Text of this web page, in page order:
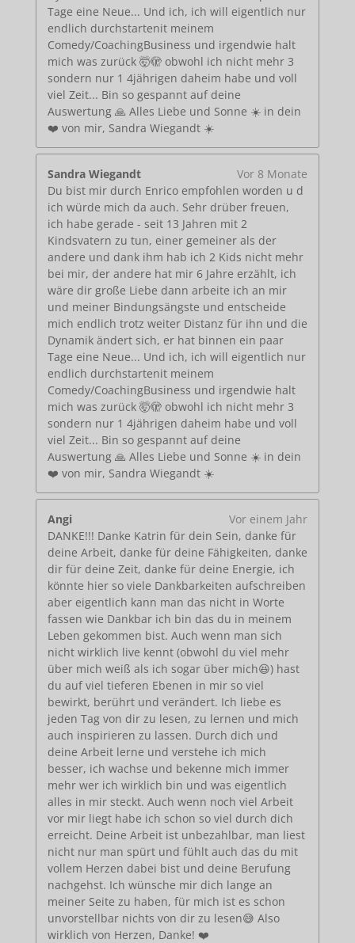
Tage eine Neue... Und ich, ich will eigentlich nur
endlich durchstartenit meinem
Comedy/CoachingBusiness und irgendwie halt
mich was zurück 🤯🫣 obwohl ich nicht mehr 3
sondern nur 1 4jährigen daheim habe und voll
viel Zeit... Bin so gespannt auf deine
Auswertung 🙏 Alles Liebe und Sonne ☀️ in dein
❤️ von mir, Sandra Wiegandt ☀️
Sandra Wiegandt
Vor 8 Monate
Du bist mir durch Enrico empfohlen worden u d
ich würde mich da auch. Sehr drüber freuen,
ich habe gerade - seit 13 Jahren mit 2
Kindsvatern zu tun, einer gemeiner als der
andere und dank ihm hab ich 2 Kids nicht mehr
bei mir, der andere hat mir 6 Jahre erzählt, ich
wäre dir große Liebe dann arbeite ich an mir
und meiner Bindungsängste und entscheide
mich endlich trotz weiter Distanz für ihn und die
Dynamik ändert sich, er hat binnen ein paar
Tage eine Neue... Und ich, ich will eigentlich nur
endlich durchstartenit meinem
Comedy/CoachingBusiness und irgendwie halt
mich was zurück 🤯🫣 obwohl ich nicht mehr 3
sondern nur 1 4jährigen daheim habe und voll
viel Zeit... Bin so gespannt auf deine
Auswertung 🙏 Alles Liebe und Sonne ☀️ in dein
❤️ von mir, Sandra Wiegandt ☀️
Angi
Vor einem Jahr
DANKE!!! Danke Katrin für dein Sein, danke für
deine Arbeit, danke für deine Fähigkeiten, danke
dir für deine Zeit, danke für deine Energie, ich
könnte hier so viele Dankbarkeiten aufschreiben
aber eigentlich kann man das nicht in Worte
fassen wie Dankbar ich bin das du in meinem
Leben gekommen bist. Auch wenn man sich
nicht wirklich live kennt (obwohl du viel mehr
über mich weiß als ich sogar über mich😆) hast
du auf viel tieferen Ebenen in mir so viel
bewirkt, berührt und verändert. Ich liebe es
jeden Tag von dir zu lesen, zu lernen und mich
auch inspirieren zu lassen. Durch dich und
deine Arbeit lerne und verstehe ich mich
besser, ich wachse und bekenne mich immer
mehr wer ich wirklich bin und was eigentlich
alles in mir steckt. Auch wenn noch viel Arbeit
vor mir liegt habe ich schon so viel durch dich
erreicht. Deine Arbeit ist unbezahlbar, man liest
nicht nur man spürt und fühlt auch das du mit
vollem Herzen dabei bist und deine Berufung
nachgehst. Ich wünsche mir dich lange an
meiner Seite zu haben, für mich ist es schon
unvorstellbar nichts von dir zu lesen😅 Also
wirklich von Herzen, Danke! ❤️